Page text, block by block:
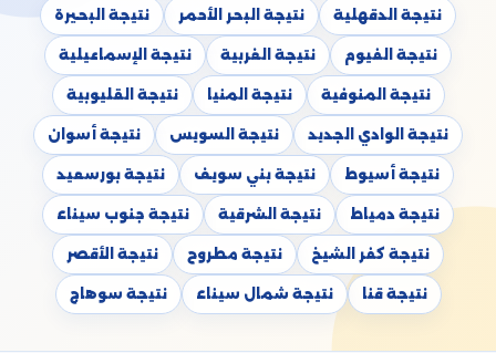
نتيجة الدقهلية نتيجة البحر الأحمر نتيجة البحيرة
نتيجة الفيوم نتيجة الغربية نتيجة الإسماعيلية
نتيجة المنوفية نتيجة المنيا نتيجة القليوبية
نتيجة الوادي الجديد نتيجة السويس نتيجة أسوان
نتيجة أسيوط نتيجة بني سويف نتيجة بورسعيد
نتيجة دمياط نتيجة الشرقية نتيجة جنوب سيناء
نتيجة كفر الشيخ نتيجة مطروح نتيجة الأقصر
نتيجة قنا نتيجة شمال سيناء نتيجة سوهاج